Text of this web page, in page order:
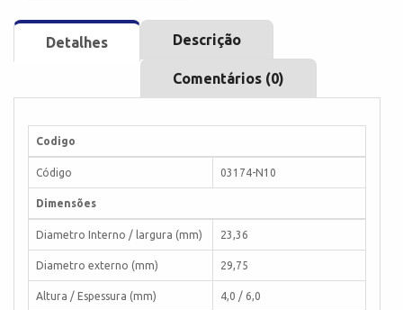
Detalhes Descrição
Comentários (0)
Codigo
Código 03174-N10
Dimensões
Diametro Interno / largura (mm) 23,36
Diametro externo (mm) 29,75
Altura / Espessura (mm) 4,0 / 6,0